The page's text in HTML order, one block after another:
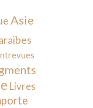
Asie
Livres